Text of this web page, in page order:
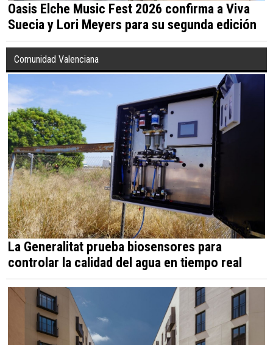
Oasis Elche Music Fest 2026 confirma a Viva
Suecia y Lori Meyers para su segunda edición
Comunidad Valenciana
La Generalitat prueba biosensores para
controlar la calidad del agua en tiempo real